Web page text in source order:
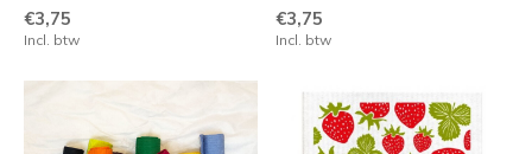
€3,75
Incl. btw
€3,75
Incl. btw